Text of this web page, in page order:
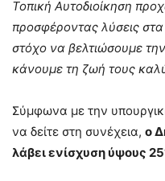
Τοπική Αυτοδιοίκηση
προσφέροντας λύσεις
στόχο να βελτιώσουμε
κάνουμε τη ζωή τους
Σύμφωνα με την
να δείτε στη συνέχεια, ο
λάβει ενίσχυση ύψους